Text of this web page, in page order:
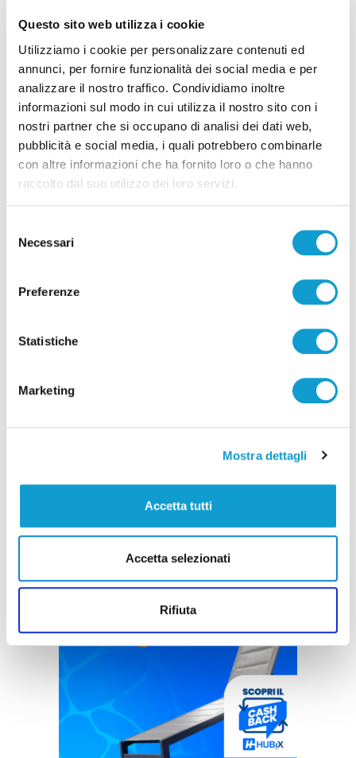
Questo sito web utilizza i cookie
Utilizziamo i cookie per personalizzare contenuti ed
annunci, per fornire funzionalità dei social media e per
analizzare il nostro traffico. Condividiamo inoltre
informazioni sul modo in cui utilizza il nostro sito con i
nostri partner che si occupano di analisi dei dati web,
pubblicità e social media, i quali potrebbero combinarle
con altre informazioni che ha fornito loro o che hanno
raccolto dal suo utilizzo dei loro servizi.
delNecessari
Preferenze
Statistiche
Marketing
Mostra dettagli
Accetta tutti
Accetta selezionati
Rifiuta
Coppa Italia Serie C - Biglietti ancora bloccati
per il derby tra Pescara e Samb: decide il
Comitato sicurezza